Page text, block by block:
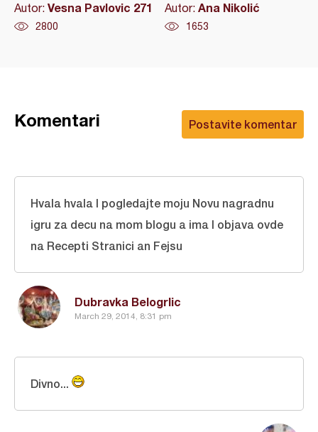
Autor: Vesna Pavlovic 271
2800
Autor: Ana Nikolić
1653
Postavite komentar
Komentari
Dubravka Belogrlic
March 29, 2014, 8:31 pm
Hvala hvala I pogledajte moju Novu nagradnu
igru za decu na mom blogu a ima I objava ovde
na Recepti Stranici an Fejsu
Divno...